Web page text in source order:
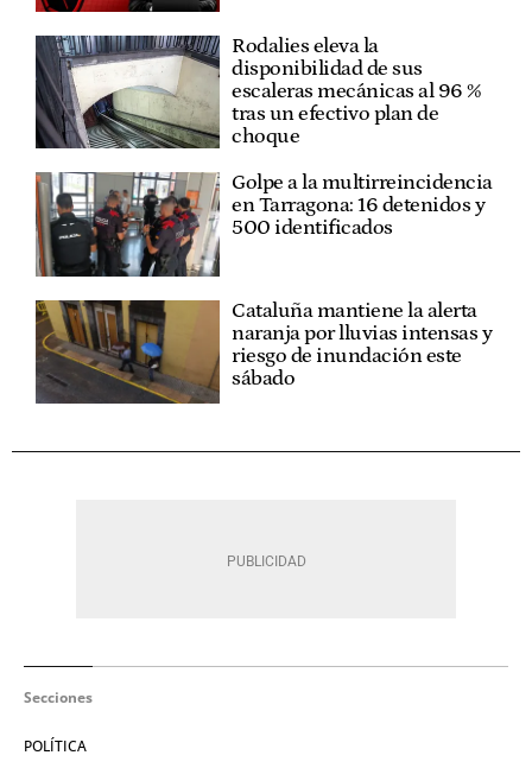
Rodalies eleva la
disponibilidad de sus
escaleras mecánicas al 96 %
tras un efectivo plan de
choque
Golpe a la multirreincidencia
en Tarragona: 16 detenidos y
500 identificados
Cataluña mantiene la alerta
naranja por lluvias intensas y
riesgo de inundación este
sábado
Secciones
POLÍTICA